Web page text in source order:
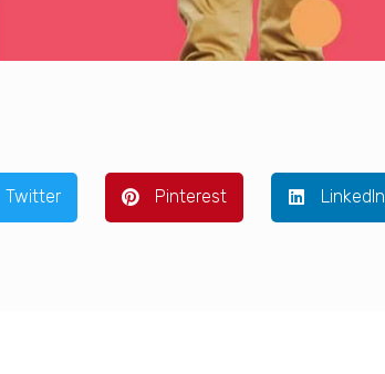
Twitter Pinterest LinkedIn